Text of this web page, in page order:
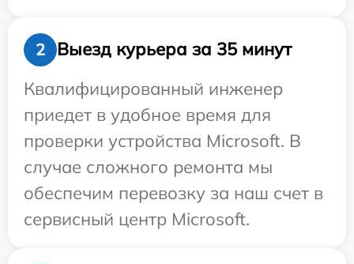
2
Выезд курьера за 35 минут
Квалифицированный инженер
приедет в удобное время для
проверки устройства Microsoft. В
случае сложного ремонта мы
обеспечим перевозку за наш счет в
сервисный центр Microsoft.